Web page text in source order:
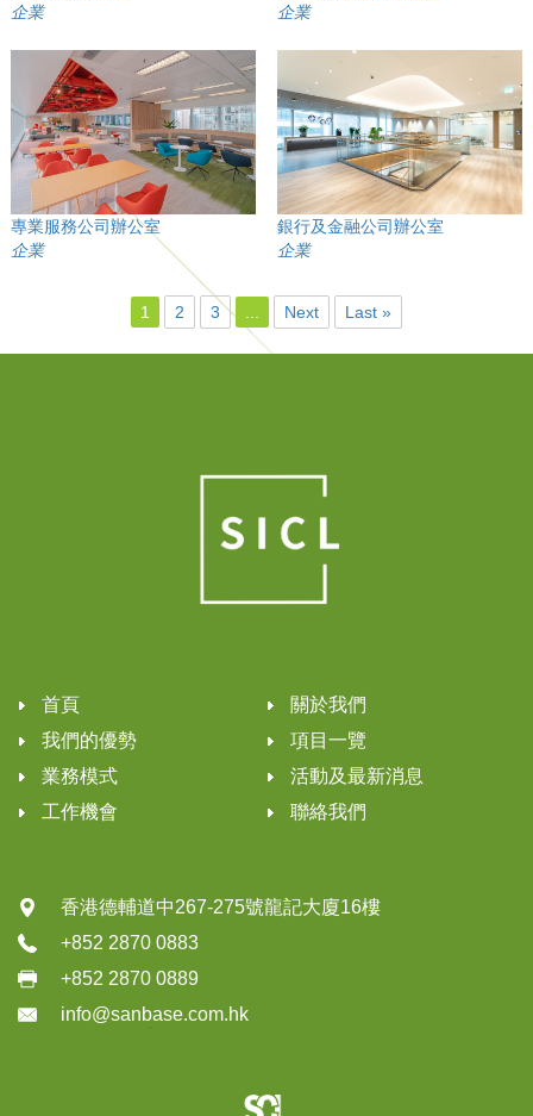
企業
企業
專業服務公司辦公室
企業
銀行及金融公司辦公室
企業
1 2 3 Next Last »
首頁
關於我們
我們的優勢
項目一覽
業務模式
活動及最新消息
工作機會
聯絡我們
香港德輔道中267-275號龍記大廈16樓
+852 2870 0883
+852 2870 0889
info@sanbase.com.hk